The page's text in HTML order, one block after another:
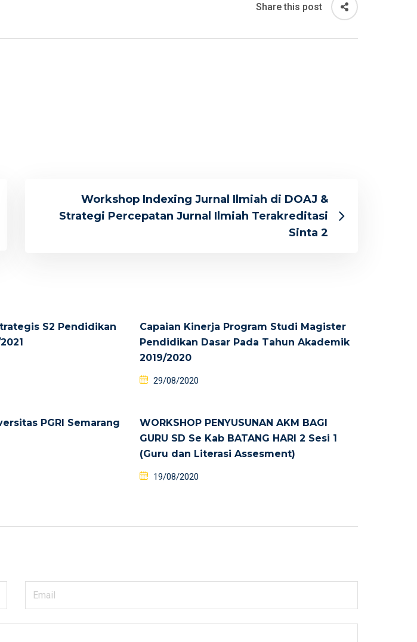
Share this post
Workshop Indexing Jurnal Ilmiah di DOAJ &
Strategi Percepatan Jurnal Ilmiah Terakreditasi
Sinta 2
S2 Pendidikan
Capaian Kinerja Program Studi Magister
Pendidikan Dasar Pada Tahun Akademik
2019/2020
29/08/2020
PGRI Semarang
WORKSHOP PENYUSUNAN AKM BAGI
GURU SD Se Kab BATANG HARI 2 Sesi 1
(Guru dan Literasi Assesment)
19/08/2020